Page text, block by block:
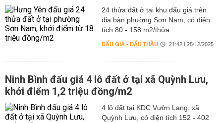
24 thửa đất ở tại khu đấu giá trên
địa bàn phường Sơn Nam, có diện
tích 80 - 158 m2/thửa.
ĐẤU GIÁ - ĐẤU THẦU 21:42 | 25/12/2025
Ninh Bình đấu giá 4 lô đất ở tại xã Quỳnh Lưu,
khởi điểm 1,2 triệu đồng/m2
4 lô đất tại KDC Vườn Lang, xã
Quỳnh Lưu, có diện tích 152 - 402